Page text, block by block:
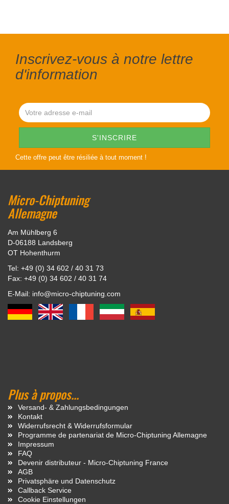
Inscrivez-vous à notre lettre
d'information
Cette offre peut être résiliée à tout moment !
Micro-Chiptuning
Allemagne
Am Mühlberg 6
D-06188 Landsberg
OT Hohenthurm
Tel: +49 (0) 34 602 / 40 31 73
Fax: +49 (0) 34 602 / 40 31 74
E-Mail: info@micro-chiptuning.com
Plus à propos...
Versand- & Zahlungsbedingungen
Kontakt
Widerrufsrecht & Widerrufsformular
Programme de partenariat de Micro-Chiptuning Allemagne
Impressum
FAQ
Devenir distributeur - Micro-Chiptuning France
AGB
Privatsphäre und Datenschutz
Callback Service
Cookie Einstellungen